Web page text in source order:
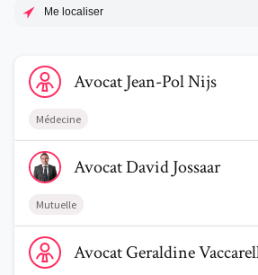
Me localiser
Voir le profil de AvocatJean-Pol Nijs
AvocatJean-PolNijs
Médecine
Voir le profil de AvocatDavid Jossaar
AvocatDavidJossaar
Mutuelle
Voir le profil de AvocatGeraldine
AvocatGeraldine